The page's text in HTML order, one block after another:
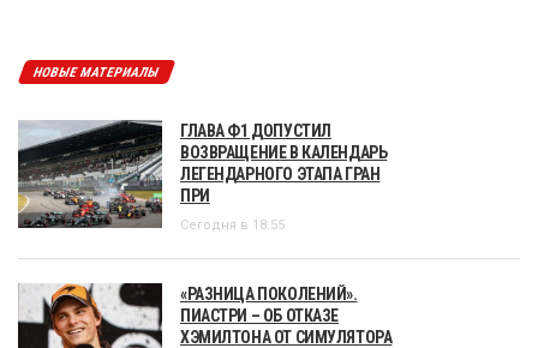
НОВЫЕ МАТЕРИАЛЫ
ГЛАВА Ф1 ДОПУСТИЛ
ВОЗВРАЩЕНИЕ В КАЛЕНДАРЬ
ЛЕГЕНДАРНОГО ЭТАПА ГРАН
ПРИ
Сегодня в 18:55
«РАЗНИЦА ПОКОЛЕНИЙ».
ПИАСТРИ – ОБ ОТКАЗЕ
ХЭМИЛТОНА ОТ СИМУЛЯТОРА